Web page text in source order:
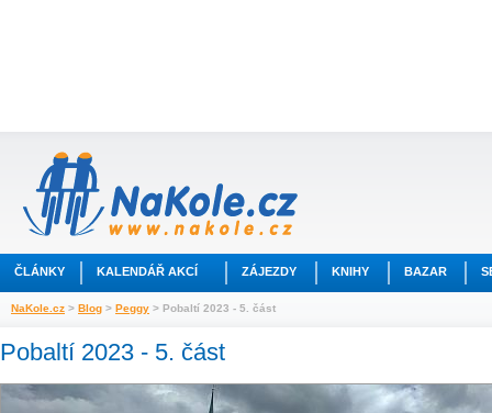
ČLÁNKY KALENDÁŘ AKCÍ ZÁJEZDY KNIHY BAZAR
NaKole.cz > Blog > Peggy > Pobaltí 2023 - 5. část
Pobaltí 2023 - 5. část